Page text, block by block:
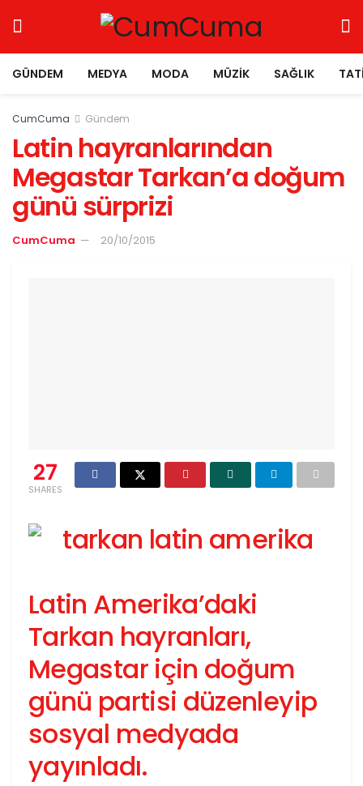
GÜNDEM MEDYA MODA MÜZIK SAĞLIK
CumCuma Gündem
Latin hayranlarından
Megastar Tarkan’a doğum
günü sürprizi
CumCuma 20/10/2015
27
SHARES
Latin Amerika’daki
Tarkan hayranları,
Megastar için doğum
günü partisi düzenleyip
sosyal medyada
yayınladı.